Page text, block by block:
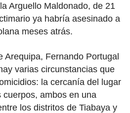
Arguello Maldonado, de 21
ya habría asesinado a
meses atrás.
Arequipa, Fernando Portugal
varias circunstancias que
la cercanía del lugar
ambos en una
los distritos de Tiabaya y